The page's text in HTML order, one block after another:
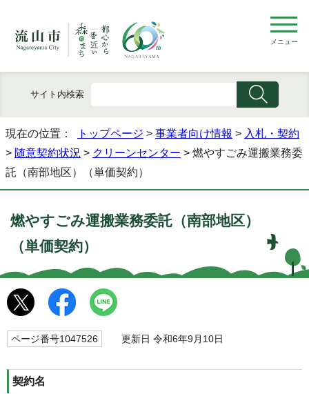
メニュー
サイト内検索
現在の位置： トップページ > 事業者向け情報 > 入札・契約
> 随意契約状況 > クリーンセンター > 燃やすごみ運搬業務委
託（南部地区）（単価契約）
燃やすごみ運搬業務委託（南部地区）
（単価契約）
ページ番号1047526 更新日 令和6年9月10日
契約名